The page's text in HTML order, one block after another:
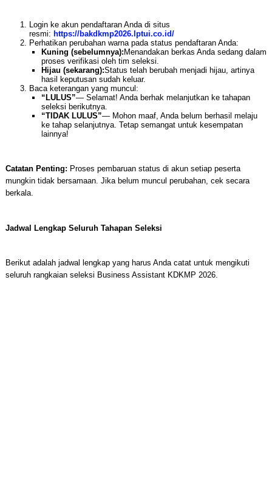
Login ke akun pendaftaran Anda di situs
resmi: https://bakdkmp2026.lptui.co.id/
Perhatikan perubahan warna pada status pendaftaran Anda:
Kuning (sebelumnya): Menandakan berkas Anda sedang dalam
proses verifikasi oleh tim seleksi.
Hijau (sekarang):Status telah berubah menjadi hijau, artinya
hasil keputusan sudah keluar.
Baca keterangan yang muncul:
“LULUS”— Selamat! Anda berhak melanjutkan ke tahapan
seleksi berikutnya.
“TIDAK LULUS”— Mohon maaf, Anda belum berhasil melaju
ke tahap selanjutnya. Tetap semangat untuk kesempatan
lainnya!
Catatan Penting: Proses pembaruan status di akun setiap peserta
mungkin tidak bersamaan. Jika belum muncul perubahan, cek secara
berkala.
Jadwal Lengkap Seluruh Tahapan Seleksi
Berikut adalah jadwal lengkap yang harus Anda catat untuk mengikuti
seluruh rangkaian seleksi Business Assistant KDKMP 2026.